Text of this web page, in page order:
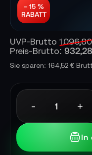
− 15 %
RABATT
UVP-Brutto
Preis-Brutto:
Sie sparen: 164,52 €
- +
In